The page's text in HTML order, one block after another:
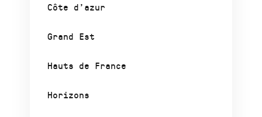
Côte d’azur
Grand Est
Hauts de France
Horizons